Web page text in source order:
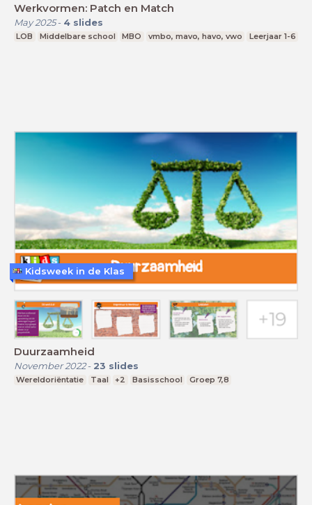
Werkvormen: Patch en Match
May 2025- 4 slides
LOB Middelbare school MBO vmbo, mavo, havo, vwo Leerjaar 1-6
Duurzaamheid
November 2022- 23 slides
Wereldoriëntatie Taal +2 Basisschool Groep 7,8
Kidsweek in de Klas